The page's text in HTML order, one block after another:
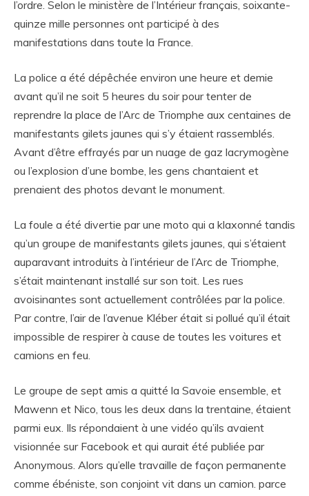
l’ordre. Selon le ministère de l’Intérieur français, soixante-
quinze mille personnes ont participé à des
manifestations dans toute la France.
La police a été dépêchée environ une heure et demie
avant qu’il ne soit 5 heures du soir pour tenter de
reprendre la place de l’Arc de Triomphe aux centaines de
manifestants gilets jaunes qui s’y étaient rassemblés.
Avant d’être effrayés par un nuage de gaz lacrymogène
ou l’explosion d’une bombe, les gens chantaient et
prenaient des photos devant le monument.
La foule a été divertie par une moto qui a klaxonné tandis
qu’un groupe de manifestants gilets jaunes, qui s’étaient
auparavant introduits à l’intérieur de l’Arc de Triomphe,
s’était maintenant installé sur son toit. Les rues
avoisinantes sont actuellement contrôlées par la police.
Par contre, l’air de l’avenue Kléber était si pollué qu’il était
impossible de respirer à cause de toutes les voitures et
camions en feu.
Le groupe de sept amis a quitté la Savoie ensemble, et
Mawenn et Nico, tous les deux dans la trentaine, étaient
parmi eux. Ils répondaient à une vidéo qu’ils avaient
visionnée sur Facebook et qui aurait été publiée par
Anonymous. Alors qu’elle travaille de façon permanente
comme ébéniste, son conjoint vit dans un camion. parce